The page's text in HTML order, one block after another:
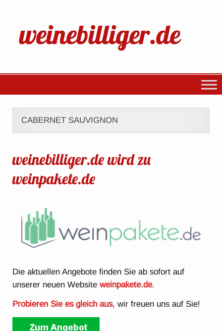
CABERNET SAUVIGNON
weinebilliger.de wird zu
weinpakete.de
Die aktuellen Angebote finden Sie ab sofort auf
unserer neuen Websiteweinpakete.de.
Probieren Sie es gleich aus, wir freuen uns auf Sie!